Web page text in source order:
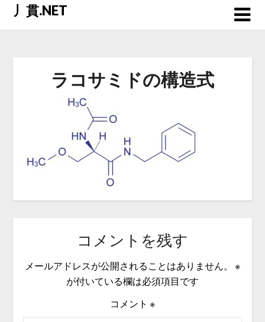
Skip丿貫.NET
ラコサミドの構造式
コメントを残す
メールアドレスが公開されることはありません。
※
が付いている欄は必須項目です
コメント ※